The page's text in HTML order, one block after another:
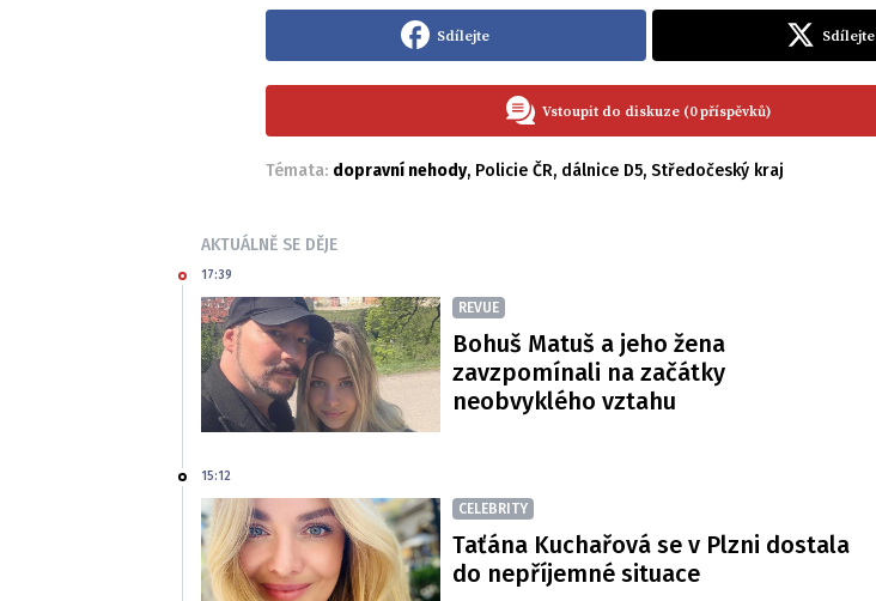
Sdílejte Sdílejte
Vstoupit do diskuze (0 příspěvků)
Témata: dopravní nehody, Policie ČR, dálnice D5, Středočeský kraj
AKTUÁLNĚ SE DĚJE
17:39
REVUE
Bohuš Matuš a jeho žena
zavzpomínali na začátky
neobvyklého vztahu
15:12
CELEBRITY
Taťána Kuchařová se v Plzni dostala
do nepříjemné situace